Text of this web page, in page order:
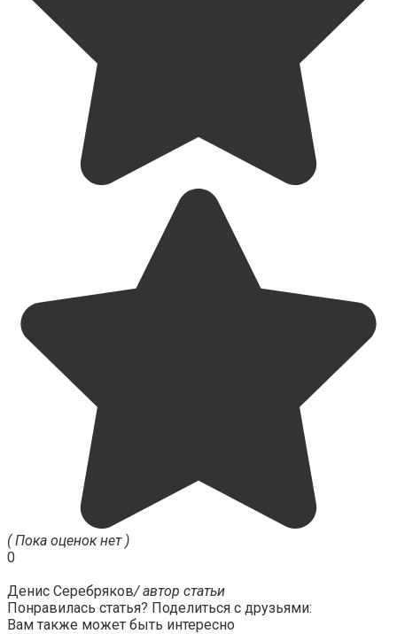
( Пока оценок нет )
0
Денис Серебряков/ автор статьи
Понравилась статья? Поделиться с друзьями:
Вам также может быть интересно